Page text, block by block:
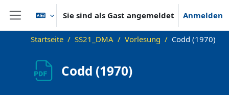
Zum Hauptinhalt
Website-Übersicht
Sie sind als Gast angemeldet Anmelden
Startseite SS21_DMA Vorlesung Codd (1970)
Codd (1970)